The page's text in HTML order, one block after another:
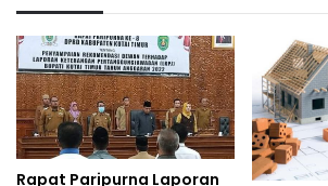
Rapat Paripurna Laporan